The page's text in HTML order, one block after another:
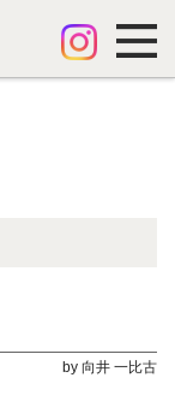
by 向井 一比古